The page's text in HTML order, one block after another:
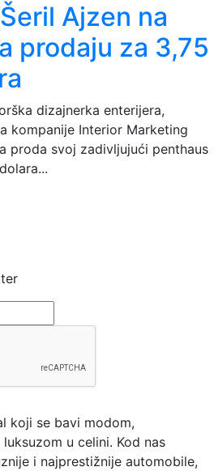
Ajzen na
prodaju za 3,75
dizajnerka enterijera,
kompanije Interior Marketing
proda svoj zadivljujući penthaus
koji se bavi modom,
u celini. Kod nas
i najprestižnije automobile,